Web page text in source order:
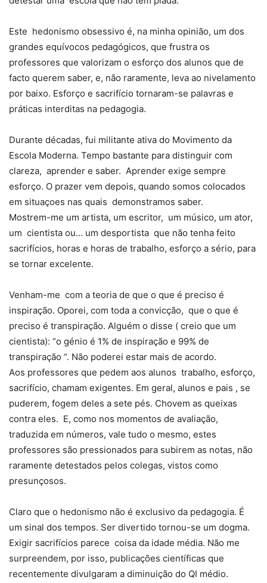
Este hedonismo obsessivo é, na minha opinião, um dos
grandes equívocos pedagógicos, que frustra os
professores que valorizam o esforço dos alunos que de
facto querem saber, e, não raramente, leva ao nivelamento
por baixo. Esforço e sacrifício tornaram-se palavras e
práticas interditas na pedagogia.
Durante décadas, fui militante ativa do Movimento da
Escola Moderna. Tempo bastante para distinguir com
clareza, aprender e saber. Aprender exige sempre
esforço. O prazer vem depois, quando somos colocados
em situaçoes nas quais demonstramos saber.
Mostrem-me um artista, um escritor, um músico, um ator,
um cientista ou… um desportista que não tenha feito
sacrifícios, horas e horas de trabalho, esforço a sério, para
se tornar excelente.
Venham-me com a teoria de que o que é preciso é
inspiração. Oporei, com toda a convicção, que o que é
preciso é transpiração. Alguém o disse ( creio que um
cientista): “o génio é 1% de inspiração e 99% de
transpiração “. Não poderei estar mais de acordo.
Aos professores que pedem aos alunos trabalho, esforço,
sacrifício, chamam exigentes. Em geral, alunos e pais , se
puderem, fogem deles a sete pés. Chovem as queixas
contra eles. E, como nos momentos de avaliação,
traduzida em números, vale tudo o mesmo, estes
professores são pressionados para subirem as notas, não
raramente detestados pelos colegas, vistos como
presunçosos.
Claro que o hedonismo não é exclusivo da pedagogia. É
um sinal dos tempos. Ser divertido tornou-se um dogma.
Exigir sacrifícios parece coisa da idade média. Não me
surpreendem, por isso, publicações científicas que
recentemente divulgaram a diminuição do QI médio.